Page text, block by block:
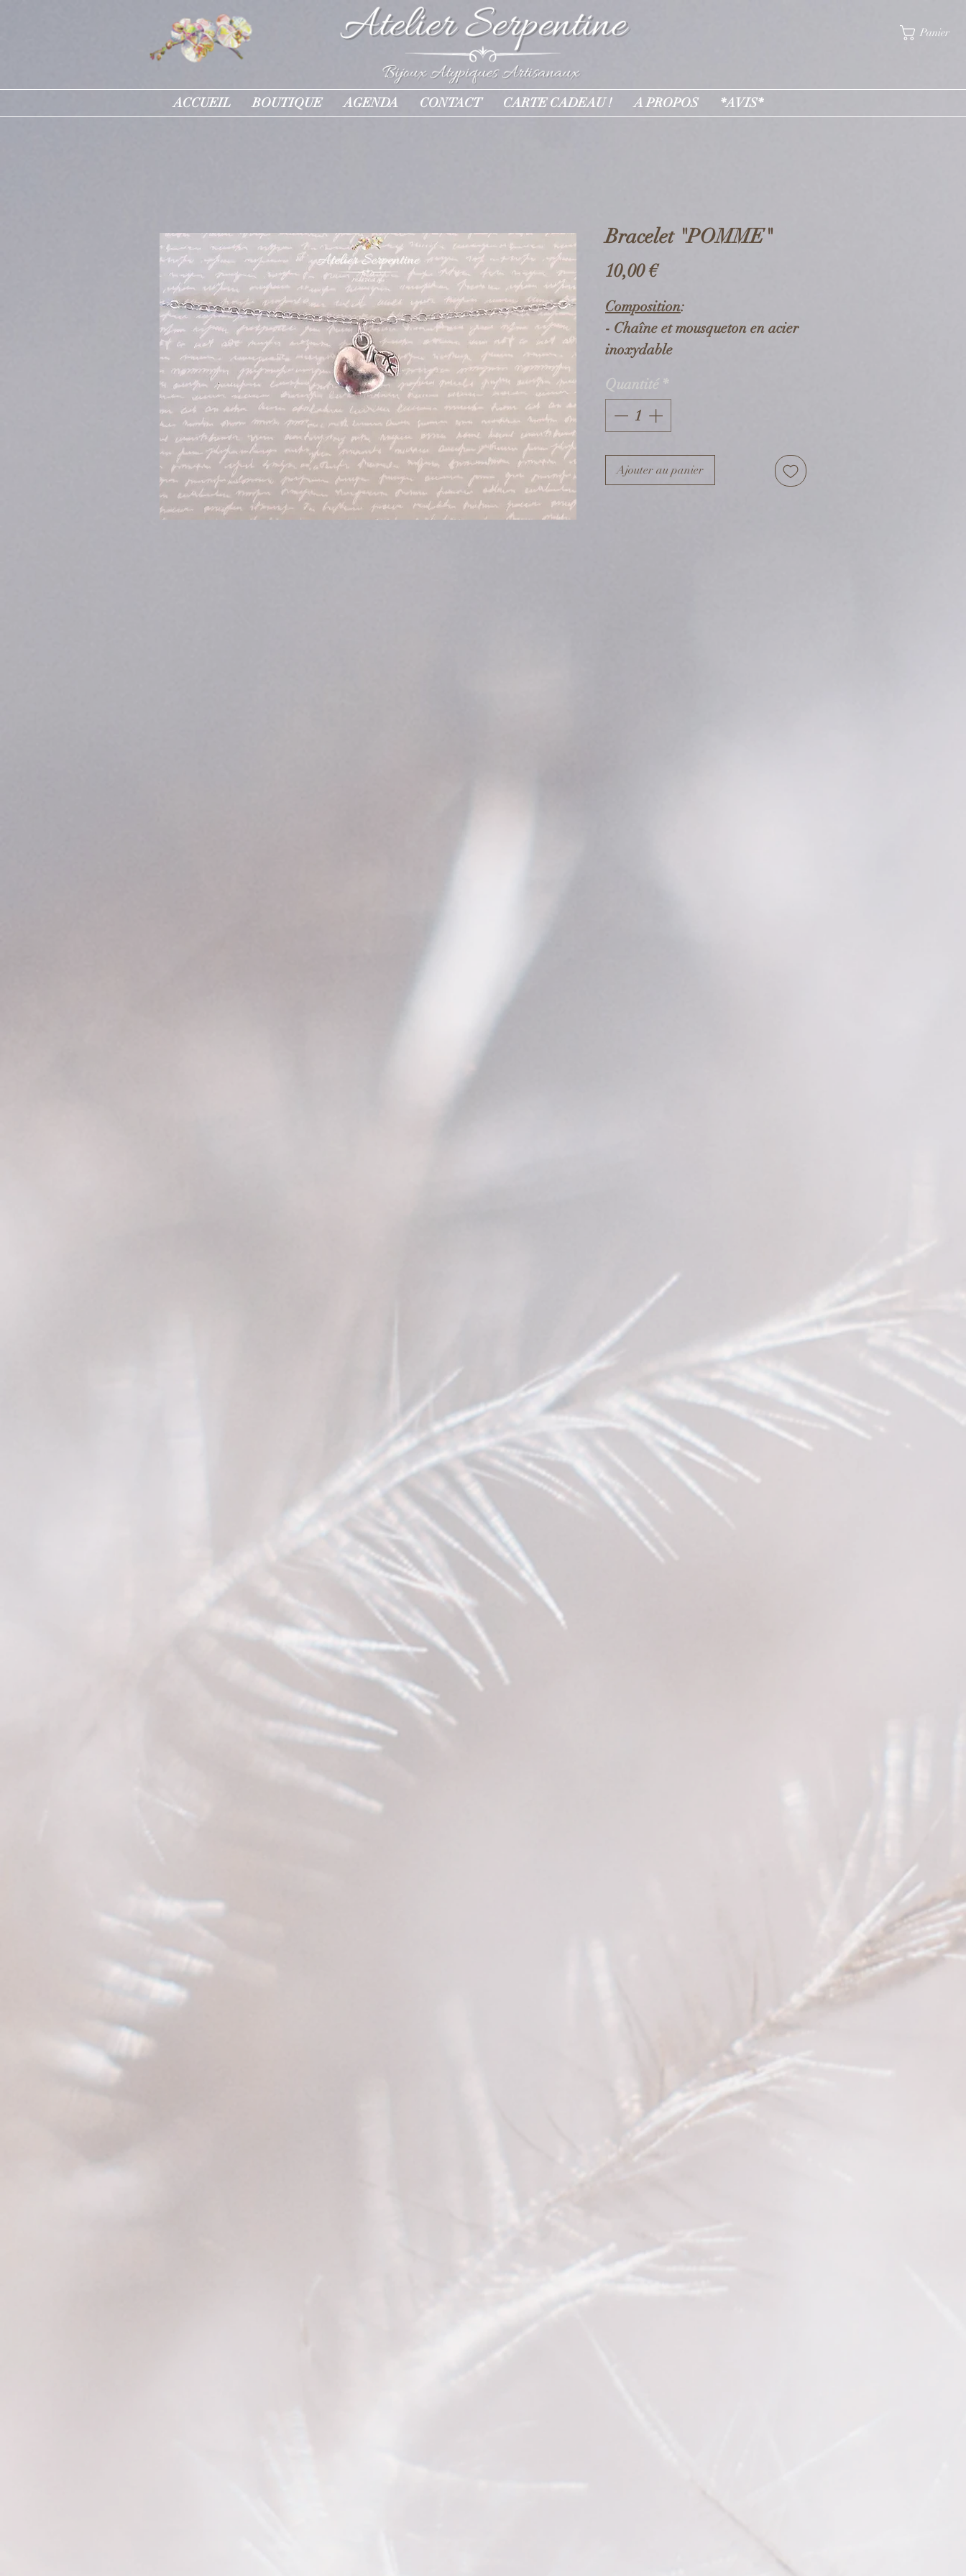
Panier
ACCUEIL BOUTIQUE AGENDA CONTACT CARTE CADEAU ! A PROPOS *AVIS*
Bracelet "POMME"
10,00 €Prix
Composition:
- Chaîne et mousqueton en acier
inoxydable
en métal argenté
Dimensions
- Chaîne: 16 cm + 5 cm de chaîne
de réglage
Quantité *
Ajouter au panier